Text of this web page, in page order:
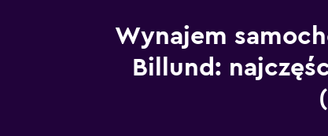
Wynajem
Billund: